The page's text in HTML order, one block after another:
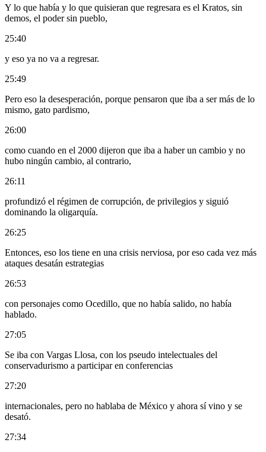
Y lo que había y lo que quisieran que regresara es el Kratos, sin
demos, el poder sin pueblo,
25:40
y eso ya no va a regresar.
25:49
Pero eso la desesperación, porque pensaron que iba a ser más de lo
mismo, gato pardismo,
26:00
como cuando en el 2000 dijeron que iba a haber un cambio y no
hubo ningún cambio, al contrario,
26:11
profundizó el régimen de corrupción, de privilegios y siguió
dominando la oligarquía.
26:25
Entonces, eso los tiene en una crisis nerviosa, por eso cada vez más
ataques desatán estrategias
26:53
con personajes como Ocedillo, que no había salido, no había
hablado.
27:05
Se iba con Vargas Llosa, con los pseudo intelectuales del
conservadurismo a participar en conferencias
27:20
internacionales, pero no hablaba de México y ahora sí vino y se
desató.
27:34